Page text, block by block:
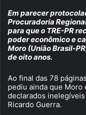
Em parecer
Procuradoria
para que o TRE-PR
poder econômico e
Moro (União Brasil-
de oito anos.
Ao final das 78
pediu ainda que
declarados
Ricardo Guerra.